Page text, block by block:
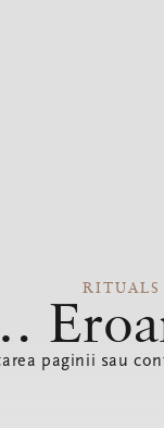
RITUALS
paginii sau